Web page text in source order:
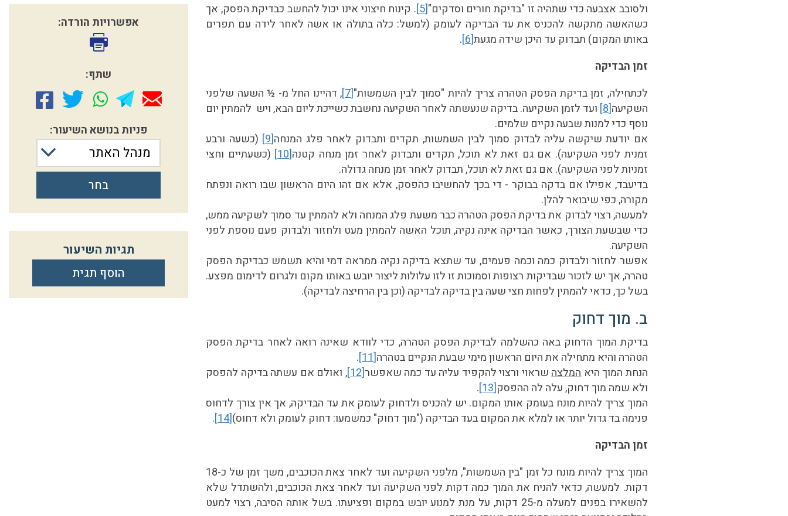
ולסובב אצבעה כדי שתהיה זו "בדיקת חורים וסדקים"[5] . קינוח חיצוני אינו יכול להחשב כבדיקת הפסק, אך
כשהאשה מתקשה להכניס את עד הבדיקה לעומק (למשל: כלה בתולה או אשה לאחר לידה עם תפרים
באותו המקום) תבדוק עד היכן שידה מגעת[6]
.
זמן הבדיקה
לכתחילה, זמן בדיקת הפסק הטהרה צריך להיות "סמוך לבין השמשות"[7] , דהיינו החל מ- ½ השעה שלפני
השקיעה[8]
ועד לזמן השקיעה. בדיקה שנעשתה לאחר השקיעה נחשבת כשייכת ליום הבא, ויש להמתין יום
נוסף כדי למנות שבעה נקיים שלמים.
אם יודעת שיקשה עליה לבדוק סמוך לבין השמשות, תקדים ותבדוק לאחר פלג המנחה[9]
(כשעה ורבע
זמנית לפני השקיעה). אם גם זאת לא תוכל, תקדים ותבדוק לאחר זמן מנחה קטנה[10]
(כשעתיים וחצי
זמניות לפני השקיעה). אם גם זאת לא תוכל, תבדוק לאחר זמן מנחה גדולה.
בדיעבד, אפילו אם בדקה בבוקר - די בכך להחשיבו כהפסק, אלא אם זהו היום הראשון שבו רואה ונפתח
מקורה, כפי שיבואר להלן.
למעשה, רצוי לבדוק את בדיקת הפסק הטהרה כבר משעת פלג המנחה ולא להמתין עד סמוך לשקיעה ממש,
כדי שבשעת הצורך, כאשר הבדיקה אינה נקיה, תוכל האשה להמתין מעט ולחזור ולבדוק פעם נוספת לפני
השקיעה.
אפשר לחזור ולבדוק כמה וכמה פעמים, עד שתצא בדיקה נקיה ממראה דמי והיא תשמש כבדיקת הפסק
טהרה, אך יש לזכור שבדיקות רצופות וסמוכות זו לזו עלולות ליצור יובש באותו מקום ולגרום לדימום מפצע.
בשל כך, כדאי להמתין לפחות חצי שעה בין בדיקה לבדיקה (וכן בין הרחיצה לבדיקה).
ב. מוך דחוק
בדיקת המוך הדחוק באה כהשלמה לבדיקת הפסק הטהרה, כדי לוודא שאינה רואה לאחר בדיקת הפסק
הטהרה והיא מתחילה את היום הראשון מימי שבעת הנקיים בטהרה[11]
.
הנחת המוך היאהמלצהשראוי ורצוי להקפיד עליה עד כמה שאפשר[12]
, ואולם אם עשתה בדיקה להפסק
ולא שמה מוך דחוק, עלה לה ההפסק[13]
.
המוך צריך להיות מונח בעומק אותו המקום. יש להכניס ולדחוק לעומק את עד הבדיקה, אך אין צורך לדחוס
פנימה בד גדול יותר או למלא את המקום בעד הבדיקה ("מוך דחוק" כמשמעו: דחוק לעומק ולא דחוס)[14]
.
זמן הבדיקה
המוך צריך להיות מונח כל זמן "בין השמשות", מלפני השקיעה ועד לאחר צאת הכוכבים, משך זמן של כ-18
דקות. למעשה, כדאי להניח את המוך כמה דקות לפני השקיעה ועד לאחר צאת הכוכבים, ולהשתדל שלא
להשאירו בפנים למעלה מ-25 דקות, על מנת למנוע יובש במקום ופציעתו. בשל אותה הסיבה, רצוי למעט
אפשרויות הורדה:
שתף:
פניות בנושא השיעור:
מנהל האתר
בחר
תגיות השיעור
הוסף תגית